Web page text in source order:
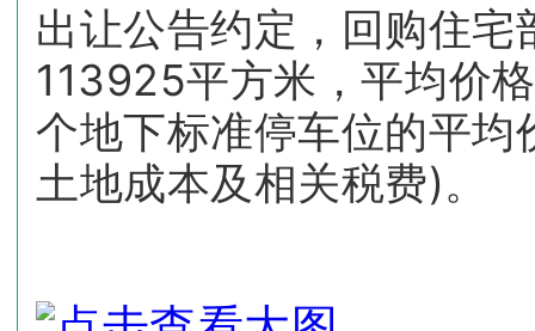
出让公告约定，回购住
113925平方米，平均价
个地下标准停车位的平
土地成本及相关税费)。